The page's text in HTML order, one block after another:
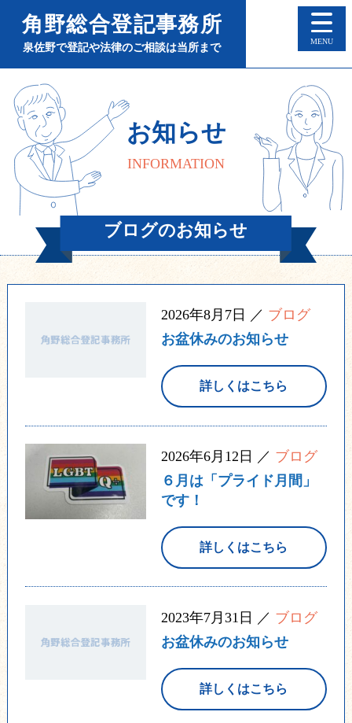
角野総合登記事務所
泉佐野で登記や法律のご相談は当所まで
お知らせ
INFORMATION
ブログのお知らせ
2026年8月7日 ／ ブログ
お盆休みのお知らせ
詳しくはこちら
2026年6月12日 ／ ブログ
６月は「プライド月間」
です！
詳しくはこちら
2023年7月31日 ／ ブログ
お盆休みのお知らせ
詳しくはこちら